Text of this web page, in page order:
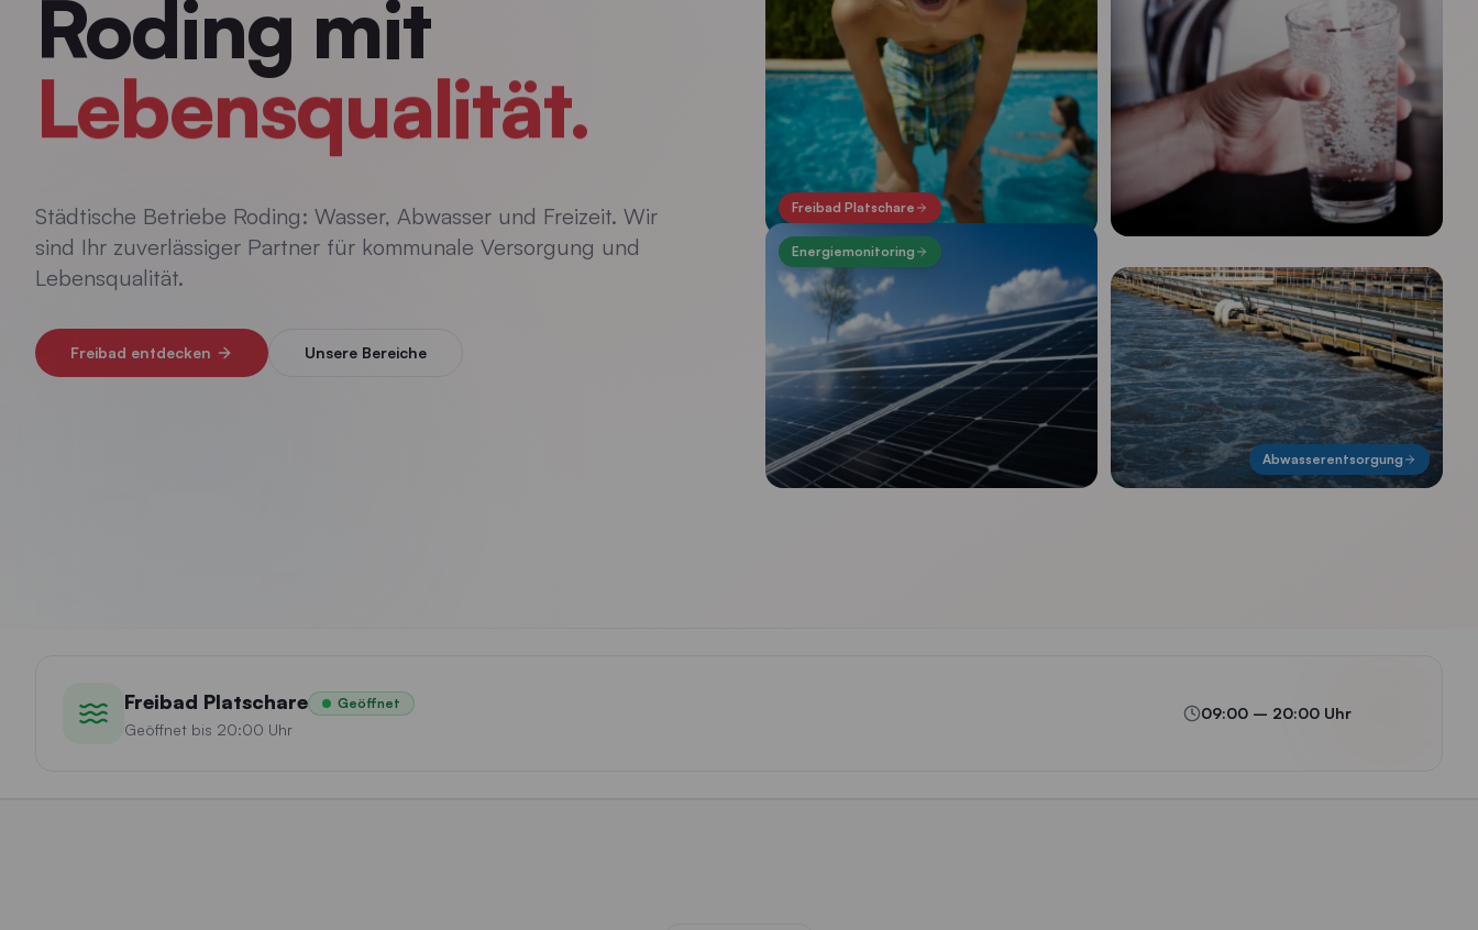
Roding mit
Lebensqualität.
Städtische Betriebe Roding: Wasser, Abwasser und Freizeit. Wir
sind Ihr zuverlässiger Partner für kommunale Versorgung und
Lebensqualität.
Freibad entdecken Unsere Bereiche
Freibad Platschare
Energiemonitoring
Abwasserentsorgung
Freibad Platschare Geöffnet
Geöffnet bis 20:00 Uhr
09:00 – 20:00 Uhr